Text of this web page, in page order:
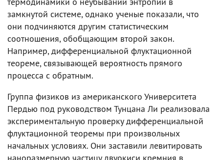
замкнутой системе, однако ученые показали, что
они подчиняются другим статистическим
соотношения, обобщающим второй закон.
Например, дифференциальной флуктационной
теореме, связывающей вероятность прямого
процесса с обратным.
Группа физиков из американского Университета
Пердью под руководством Тунцана Ли реализовала
экспериментальную проверку дифференциальной
флуктационной теоремы при произвольных
начальных условиях. Они заставили левитировать
наноразмерную частицу двуокиси кремния в